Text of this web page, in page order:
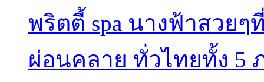
พริตตี้ spa นางฟ้าสวย
ผ่อนคลาย ทั่วไทยทั้ง 5